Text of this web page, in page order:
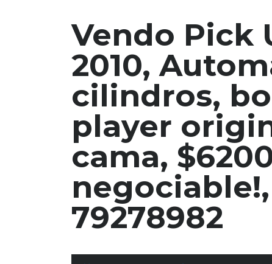
Vendo Pick
2010,
cilindros,
player
cama,
79278982